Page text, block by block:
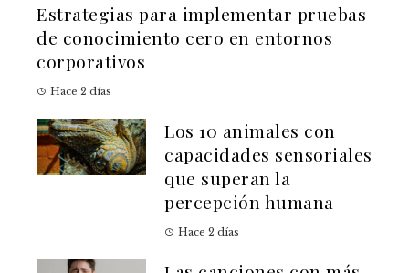
Estrategias para implementar pruebas
de conocimiento cero en entornos
corporativos
Hace 2 días
Los 10 animales con
capacidades sensoriales
que superan la
percepción humana
Hace 2 días